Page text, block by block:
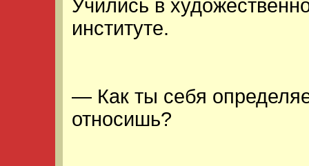
Учились в
институте.
— Как ты себя
относишь?